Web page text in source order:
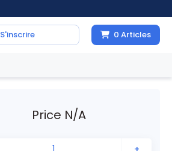
S'inscrire 0 Articles
Price N/A